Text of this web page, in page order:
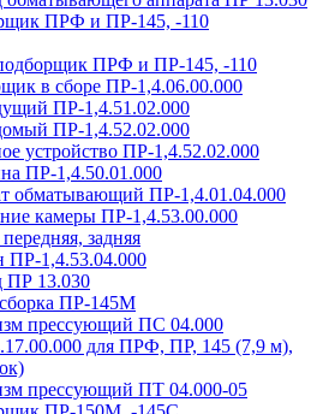
ПРФ и ПР-145, -110
ПРФ и ПР-145, -110
в сборе ПР-1,4.06.00.000
ПР-1,4.51.02.000
ПР-1,4.52.02.000
устройство ПР-1,4.52.02.000
ПР-1,4.50.01.000
обматывающий ПР-1,4.01.04.000
камеры ПР-1,4.53.00.000
задняя
ПР-1,4.53.04.000
ПР 13.030
ПР-145М
прессующий ПС 04.000
для ПРФ, ПР, 145 (7,9 м),
прессующий ПТ 04.000-05